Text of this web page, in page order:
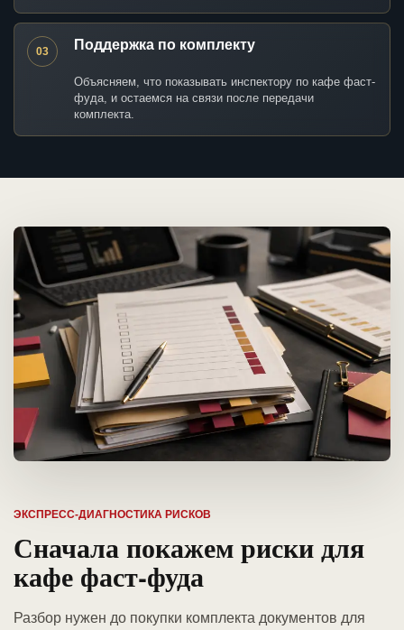
03 Поддержка по комплекту
Объясняем, что показывать инспектору по кафе фаст-
фуда, и остаемся на связи после передачи
комплекта.
ЭКСПРЕСС-ДИАГНОСТИКА РИСКОВ
Сначала покажем риски для
кафе фаст-фуда
Разбор нужен до покупки комплекта документов для